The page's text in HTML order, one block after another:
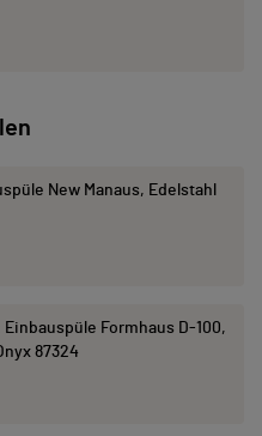
New Manaus, Edelstahl
Einbauspüle Formhaus D-100,
87324